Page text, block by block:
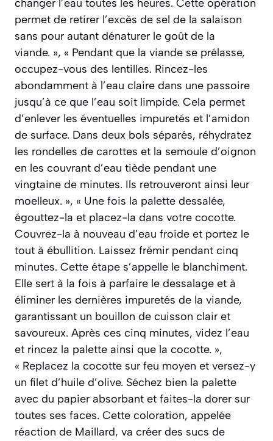
changer l’eau toutes les heures. Cette opération
permet de retirer l’excès de sel de la salaison
sans pour autant dénaturer le goût de la
viande. », « Pendant que la viande se prélasse,
occupez-vous des lentilles. Rincez-les
abondamment à l’eau claire dans une passoire
jusqu’à ce que l’eau soit limpide. Cela permet
d’enlever les éventuelles impuretés et l’amidon
de surface. Dans deux bols séparés, réhydratez
les rondelles de carottes et la semoule d’oignon
en les couvrant d’eau tiède pendant une
vingtaine de minutes. Ils retrouveront ainsi leur
moelleux. », « Une fois la palette dessalée,
égouttez-la et placez-la dans votre cocotte.
Couvrez-la à nouveau d’eau froide et portez le
tout à ébullition. Laissez frémir pendant cinq
minutes. Cette étape s’appelle le blanchiment.
Elle sert à la fois à parfaire le dessalage et à
éliminer les dernières impuretés de la viande,
garantissant un bouillon de cuisson clair et
savoureux. Après ces cinq minutes, videz l’eau
et rincez la palette ainsi que la cocotte. »,
« Replacez la cocotte sur feu moyen et versez-y
un filet d’huile d’olive. Séchez bien la palette
avec du papier absorbant et faites-la dorer sur
toutes ses faces. Cette coloration, appelée
réaction de Maillard, va créer des sucs de